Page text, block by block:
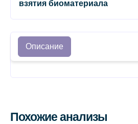
взятия биоматериала
Описание
Похожие анализы